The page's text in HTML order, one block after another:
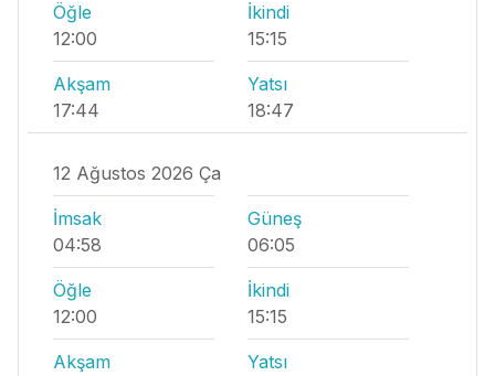
Öğle
12:00
İkindi
15:15
Akşam
17:44
Yatsı
18:47
12 Ağustos 2026 Ça
İmsak
04:58
Güneş
06:05
Öğle
12:00
İkindi
15:15
Akşam
Yatsı